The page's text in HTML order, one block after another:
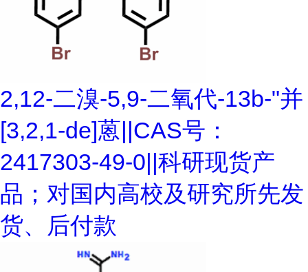
2,12-二溴-5,9-二氧代-13b-"并
[3,2,1-de]蒽||CAS号：
2417303-49-0||科研现货产
品；对国内高校及研究所先发
货、后付款